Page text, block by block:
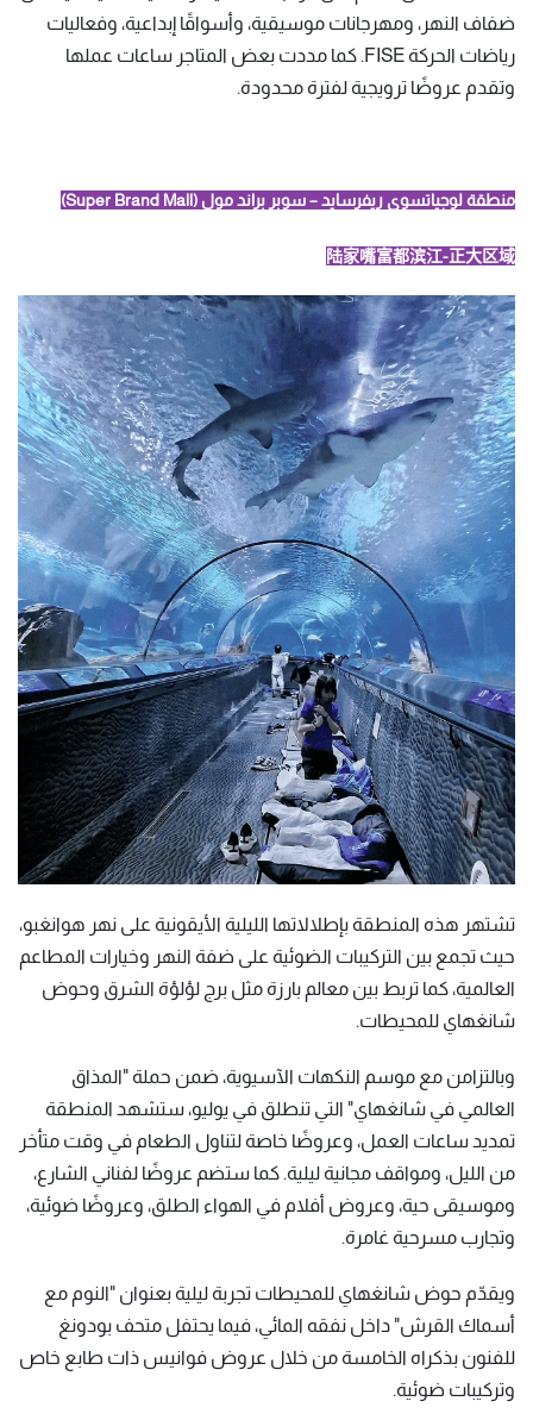
ضفاف النهر، ومهرجانات موسيقية، وأسواقًا إبداعية، وفعاليات
رياضات الحركة FISE. كما مددت بعض المتاجر ساعات عملها
وتقدم عروضًا ترويجية لفترة محدودة.
منطقة لوجياتسوي ريفرسايد – سوبر براند مول (Super Brand Mall)
陆家嘴富都滨江-正大区域
تشتهر هذه المنطقة بإطلالاتها الليلية الأيقونية على نهر هوانغبو،
حيث تجمع بين التركيبات الضوئية على ضفة النهر وخيارات المطاعم
العالمية، كما تربط بين معالم بارزة مثل برج لؤلؤة الشرق وحوض
شانغهاي للمحيطات.
وبالتزامن مع موسم النكهات الآسيوية، ضمن حملة "المذاق
العالمي في شانغهاي" التي تنطلق في يوليو، ستشهد المنطقة
تمديد ساعات العمل، وعروضًا خاصة لتناول الطعام في وقت متأخر
من الليل، ومواقف مجانية ليلية. كما ستضم عروضًا لفناني الشارع،
وموسيقى حية، وعروض أفلام في الهواء الطلق، وعروضًا ضوئية،
وتجارب مسرحية غامرة.
ويقدّم حوض شانغهاي للمحيطات تجربة ليلية بعنوان "النوم مع
أسماك القرش" داخل نفقه المائي، فيما يحتفل متحف بودونغ
للفنون بذكراه الخامسة من خلال عروض فوانيس ذات طابع خاص
وتركيبات ضوئية.